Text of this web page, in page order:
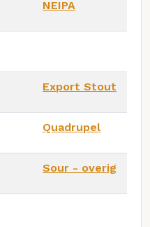
NEIPA
Export Stout
Quadrupel
Sour - overig